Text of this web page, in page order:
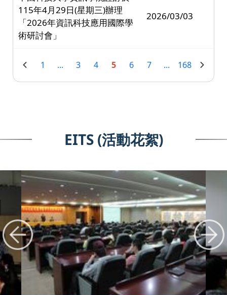
115年4月29日(星期三)辦理
「2026年資訊科技應用國際學
術研討會」
2026/03/03
1 ... 3 4 5 6 7 ... 168
EITS (活動花絮)